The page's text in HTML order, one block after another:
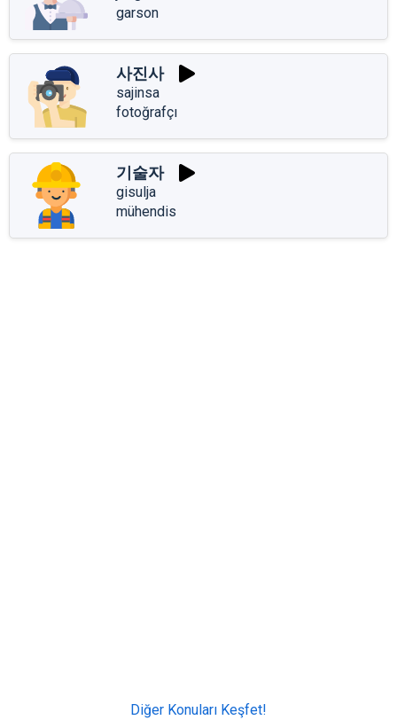
garson
사진사
sajinsa
fotoğrafçı
기술자
gisulja
mühendis
Diğer Konuları Keşfet!